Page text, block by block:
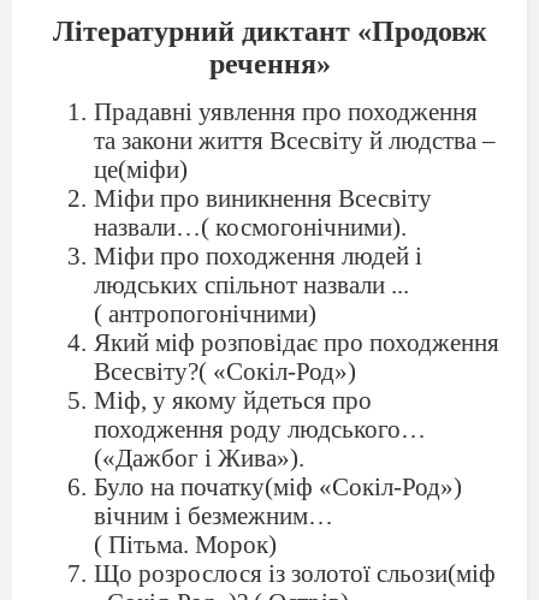
Літературний диктант «Продовж
речення»
Прадавні уявлення про походження
та закони життя Всесвіту й людства –
це(міфи)
Міфи про виникнення Всесвіту
назвали…( космогонічними).
Міфи про походження людей і
людських спільнот назвали ...
( антропогонічними)
Який міф розповідає про походження
Всесвіту?( «Сокіл-Род»)
Міф, у якому йдеться про
походження роду людського…
(«Дажбог і Жива»).
Було на початку(міф «Сокіл-Род»)
вічним і безмежним…
( Пітьма. Морок)
Що розрослося із золотої сльози(міф